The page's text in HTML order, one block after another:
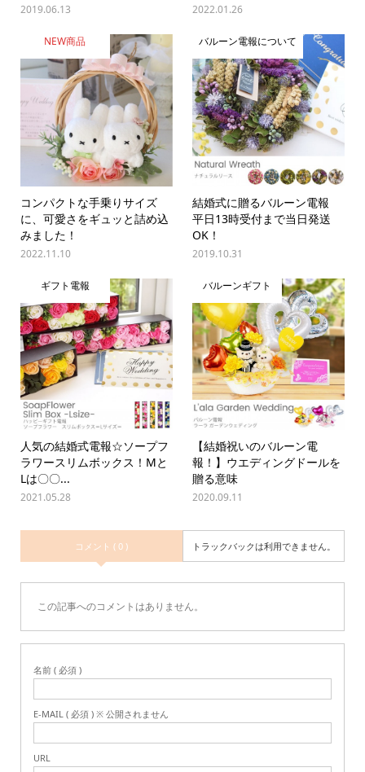
2019.06.13 2022.01.26
NEW商品
コンパクトな手乗りサイズ
に、可愛さをギュッと詰め込
みました！
2022.11.10
バルーン電報について
結婚式に贈るバルーン電報
平日13時受付まで当日発送
OK！
2019.10.31
ギフト電報
人気の結婚式電報☆ソープフ
ラワースリムボックス！Mと
Lは〇〇...
2021.05.28
バルーンギフト
【結婚祝いのバルーン電
報！】ウエディングドールを
贈る意味
2020.09.11
コメント ( 0 ) トラックバックは利用できません。
この記事へのコメントはありません。
名前 ( 必須 )
E-MAIL ( 必須 ) ※ 公開されません
URL